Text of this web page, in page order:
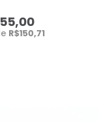
R$150,71